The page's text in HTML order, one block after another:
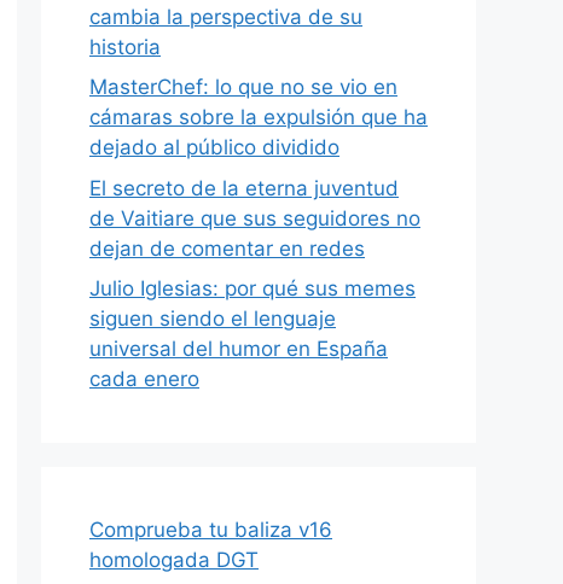
cambia la perspectiva de su
historia
MasterChef: lo que no se vio en
cámaras sobre la expulsión que ha
dejado al público dividido
El secreto de la eterna juventud
de Vaitiare que sus seguidores no
dejan de comentar en redes
Julio Iglesias: por qué sus memes
siguen siendo el lenguaje
universal del humor en España
cada enero
Comprueba tu baliza v16
homologada DGT